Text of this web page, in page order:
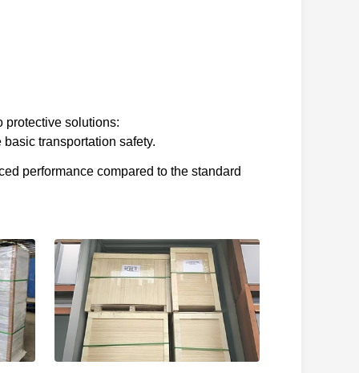
protective solutions:
transportation safety.
performance compared to the standard